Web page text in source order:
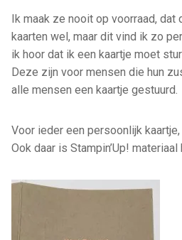
Ik maak ze nooit op voorraad, dat
kaarten wel, maar dit vind ik zo
ik hoor dat ik een kaartje moet
Deze zijn voor mensen die hun
alle mensen een kaartje gestuurd.
Voor ieder een persoonlijk
Ook daar is Stampin’Up!